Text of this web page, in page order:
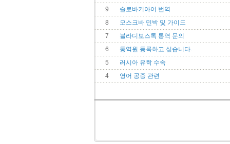
9
슬로바키아어 번역
8
모스크바 민박 및 가이드
7
블라디보스톡 통역 문의
6
통역원 등록하고 싶습니다.
5
러시아 유학 수속
4
영어 공증 관련